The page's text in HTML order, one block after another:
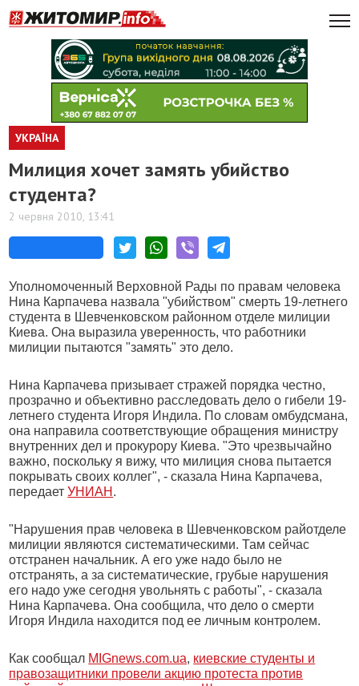
УКРАЇНА
Милиция хочет замять убийство
студента?
2 червня 2010, 13:41
Уполномоченный Верховной Рады по правам человека
Нина Карпачева назвала "убийством" смерть 19-летнего
студента в Шевченковском районном отделе милиции
Киева. Она выразила уверенность, что работники
милиции пытаются "замять" это дело.
Нина Карпачева призывает стражей порядка честно,
прозрачно и объективно расследовать дело о гибели 19-
летнего студента Игоря Индила. По словам омбудсмана,
она направила соответствующие обращения министру
внутренних дел и прокурору Киева. "Это чрезвычайно
важно, поскольку я вижу, что милиция снова пытается
покрывать своих коллег", - сказала Нина Карпачева,
передаетУНИАН .
"Нарушения прав человека в Шевченковском райотделе
милиции являются систематическими. Там сейчас
отстранен начальник. А его уже надо было не
отстранять, а за систематические, грубые нарушения
его надо уже сегодня увольнять с работы", - сказала
Нина Карпачева. Она сообщила, что дело о смерти
Игоря Индила находится под ее личным контролем.
Как сообщал MIGnews.com.ua, киевские студенты и
правозащитники провели акцию протеста против